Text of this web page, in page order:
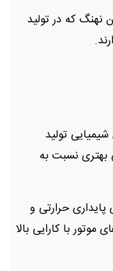
نهنگ که در تولید
تولید
نسبت به
پایداری حرارتی و
با کارایی بالا